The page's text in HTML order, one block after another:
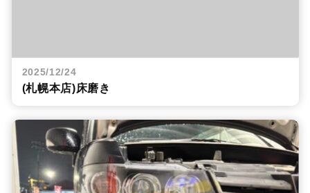
2025/12/24
(札幌本店)床磨き